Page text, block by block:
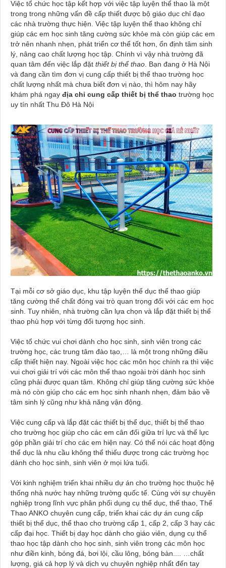
Việc tổ chức học tập kết hợp với việc tập luyện thể thao là một
trong trong những vấn đề cấp thiết được bộ giáo dục chỉ đạo
các nhà trường thực hiện. Việc tập luyện thể thao không chỉ
giúp các em học sinh tăng cường sức khỏe mà còn giúp các em
trở nên nhanh nhẹn, phát triển cơ thể tốt hơn, ổn định tâm sinh
lý, nâng cao chất lượng học tập. Chính vì vậy nhà trường đã
quan tâm đến việc lắp đặt thiết bị thể thao. Bạn đang ở Hà Nội
và đang cần tìm đơn vị cung cấp thiết bị thể thao trường học
chất lượng nhất mà chưa biết đơn vị nào, thì hôm nay hãy
khám phá ngay địa chỉ cung cấp thiết bị thể thao trường học
uy tín nhất Thu Đô Hà Nội
Tại mỗi cơ sở giáo dục, khu tập luyện thể dục thể thao giúp
tăng cường thể chất đóng vai trò quan trọng đối với các em học
sinh. Tuy nhiên, nhà trường cần lựa chọn và lắp đặt thiết bị thể
thao phù hợp với từng đối tượng học sinh.
Việc tổ chức vui chơi dành cho học sinh, sinh viên trong các
trường học, các trung tâm đào tạo,… là một trong những điều
cấp thiết hiện nay. Ngoài việc học các môn học chính ra thì việc
vui chơi giải trí với các môn thể thao ngoài trời dành học sinh
cũng phải được quan tâm. Không chỉ giúp tăng cường sức khỏe
mà nó còn giúp cho các em học sinh nhanh nhẹn, đảm bảo về
tâm sinh lý cũng như khả năng vận động.
Việc cung cấp và lắp đặt các thiết bị thể dục, thiết bị thể thao
cho trường học giúp cho các em cân đối giữa trí lực và thể lực
góp phần giải trí cho các em hiện nay. Có thể nói các hoạt động
thể dục là nhu cầu không thể thiếu được trong các trường học
dành cho học sinh, sinh viên ở mọi lứa tuổi.
Với kinh nghiệm triển khai nhiều dự án cho trường học thuộc hệ
thống nhà nước hay những trường quốc tế. Cùng với sự chuyên
nghiệp trong lĩnh vực phân phối dụng cụ thể dục, thể thao, Thể
Thao ANKO chuyên cung cấp, triển khai các dự án cung cấp
thiết bị thể dục, thể thao cho trường cấp 1, cấp 2, cấp 3 hay các
cấp đại học. Thiết bị dạy học dành cho giáo viên, dụng cụ thể
thao học tập dành cho học sinh, sinh viên trong các môn học
như điền kinh, bóng đá, bơi lội, cầu lông, bóng bàn.... …chất
lượng, giá cả hợp lý và dịch vụ chuyên nghiệp nhất đến tay